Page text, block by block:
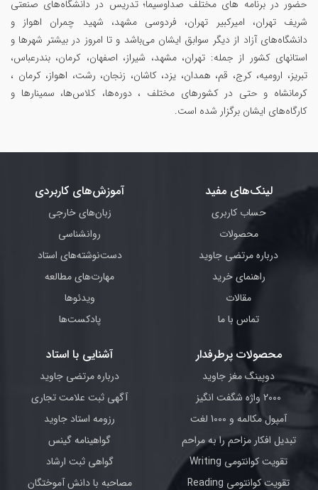
حضور در برنامه های مختلف صداوسیما؛ تدریس در دانشگاه‌های صنعتی
شریف تهران، امیرکبیر تهران، فردوسی مشهد، شهید چمران اهواز و
دانشگاه‌های آزاد از دیگر سوابق ایشان می‌باشد و تا امروز در بیشتر شهرها و
استانهای کشور از جمله: تهران، مشهد، شیراز، اصفهان، کرمان، بندرعباس،
تبریز، ارومیه، کرج، قم، همدان، یزد، کاشان، زنجان، رشت، اهواز، کرمان ،
کرمانشاه و حتی در کشورهای مختلف ، دوره‌ها، کلاس‌ها، سمینار‌ها و
کارگاه‌های ایشان برگزار شده است.
لینک‌های مفید
حساب کاربری
محصولات
درباره مرتضی جاوید
راهنمای خرید
مقالات
تماس با ما
آموزش‌های کاربردی
زبان‌های خارجی
روانشناسی
دست‌نوشته‌های استاد
مهارت‌های مطالعه
ویدئوها
پادکست‌ها
محصولات پرطرفدار
دوپینگ مغز جاوید
2000 واژه شگفت انگیز
آمپول مکالمه و 1000 لغت
تبدیل افکار مزاحم را به مراحم
تقویت کوانتومی Writing
تقویت کوانتومی Reading
آشنایی با استاد
درباره مرتضی جاوید
آگهی ثبت علامت تجاری
رزومه استاد جاوید
گواهینامه گینس
گواهی ثبت ارشاد
مصاحبه با دانش آموختگان